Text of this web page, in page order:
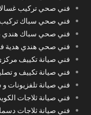
فني صحي تركيب
فني صحي سباك تركيب
فني صحي سباك هندي
فني صحي هندي هدية
فني صيانة تكييف
فني صيانة تكييف و
فني صيانة تلفزيونات
فني صيانة ثلاجات
فني صيانة ثلاجات